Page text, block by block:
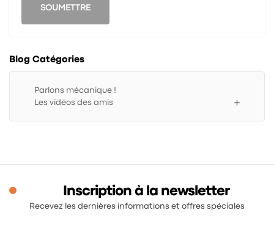
SOUMETTRE
Blog Catégories
Parlons mécanique !
Les vidéos des amis
add
Inscription à la newsletter
Recevez les dernières informations et offres spéciales